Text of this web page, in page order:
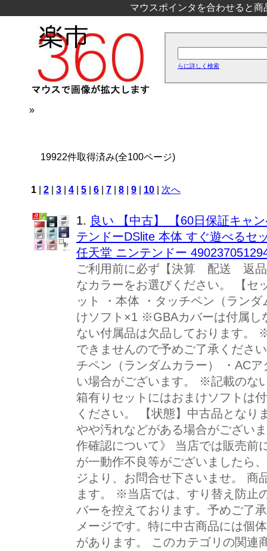
マウスポインタを合わせると
らに詳しく検索
»
19922件取得済み(全100ページ)
1 2 3 4 5 6 7 8 9 10 次へ
1. 良い 【中古】 【60日保証キャ
テンドーDSlite 本体 すぐ遊べるセ
任天堂 ニンテンドー
ご利用前に必ず【決算 配送 返品
なカラーをお選びください。 【
ット ・本体 ・タッチペン（ラン
けソフト×1 ※GBAカバーは付属
ない付属品は欠品しております。
できませんので予めご了承くださ
チペン（ランダムカラー） ・AC
い場合がございます。 ※記載のな
箱有りセットにはおまけソフトは
ください。 【状態】中古品となり
やや汚れなどがある場合がござい
作確認について》 当店では販売前
が一動作不良等がございましたら
ジより、お問合せ下さいませ。 商
ます。 ※当店では、すり替え防止
バーを控えております。予めご了
メージです。特に中古商品には個
があります。 このカテゴリの関